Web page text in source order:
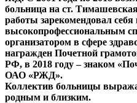
больница на ст.
работы зарекомендовал
высокопрофессиональным
организатором в сфере
награжден Почетной
РФ, в 2018 году – знаком
ОАО «РЖД».
Коллектив больницы
родным и близким.